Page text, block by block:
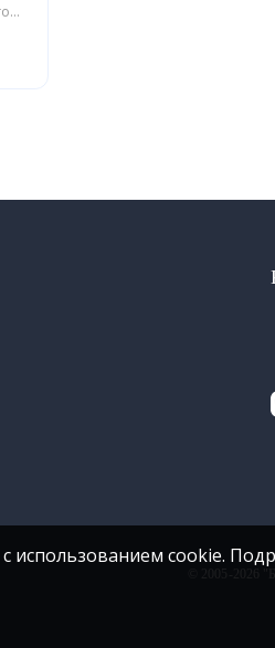
использованием cookie.